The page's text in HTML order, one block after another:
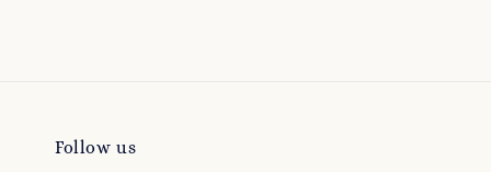
Follow us